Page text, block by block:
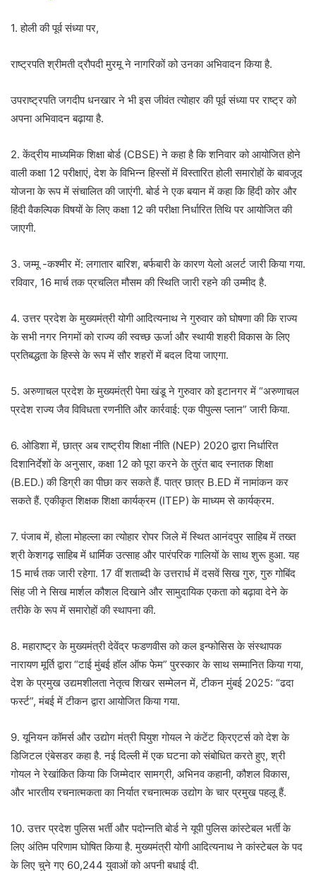
1. होली की पूर्व संध्या पर,
राष्ट्रपति श्रीमती द्रौपदी मुरमू ने नागरिकों को उनका अभिवादन किया है.
उपराष्ट्रपति जगदीप धनखार ने भी इस जीवंत त्योहार की पूर्व संध्या पर राष्ट्र को
अपना अभिवादन बढ़ाया है.
2. केंद्रीय माध्यमिक शिक्षा बोर्ड (CBSE) ने कहा है कि शनिवार को आयोजित होने
वाली कक्षा 12 परीक्षाएं, देश के विभिन्न हिस्सों में विस्तारित होली समारोहों के बावजूद
योजना के रूप में संचालित की जाएंगी. बोर्ड ने एक बयान में कहा कि हिंदी कोर और
हिंदी वैकल्पिक विषयों के लिए कक्षा 12 की परीक्षा निर्धारित तिथि पर आयोजित की
जाएगी.
3. जम्मू -कश्मीर में: लगातार बारिश, बर्फबारी के कारण येलो अलर्ट जारी किया गया.
रविवार, 16 मार्च तक प्रचलित मौसम की स्थिति जारी रहने की उम्मीद है.
4. उत्तर प्रदेश के मुख्यमंत्री योगी आदित्यनाथ ने गुरुवार को घोषणा की कि राज्य
के सभी नगर निगमों को राज्य की स्वच्छ ऊर्जा और स्थायी शहरी विकास के लिए
प्रतिबद्धता के हिस्से के रूप में सौर शहरों में बदल दिया जाएगा.
5. अरुणाचल प्रदेश के मुख्यमंत्री पेमा खंडू ने गुरुवार को इटानगर में “अरुणाचल
प्रदेश राज्य जैव विविधता रणनीति और कार्रवाई: एक पीपुल्स प्लान” जारी किया.
6. ओडिशा में, छात्र अब राष्ट्रीय शिक्षा नीति (NEP) 2020 द्वारा निर्धारित
दिशानिर्देशों के अनुसार, कक्षा 12 को पूरा करने के तुरंत बाद स्नातक शिक्षा
(B.ED.) की डिग्री का पीछा कर सकते हैं. पात्र छात्र B.ED में नामांकन कर
सकते हैं. एकीकृत शिक्षक शिक्षा कार्यक्रम (ITEP) के माध्यम से कार्यक्रम.
7. पंजाब में, होला मोहल्ला का त्योहार रोपर जिले में स्थित आनंदपुर साहिब में तख्त
श्री केशगढ़ साहिब में धार्मिक उत्साह और पारंपरिक गालियों के साथ शुरू हुआ. यह
15 मार्च तक जारी रहेगा. 17 वीं शताब्दी के उत्तरार्ध में दसवें सिख गुरु, गुरु गोबिंद
सिंह जी ने सिख मार्शल कौशल दिखाने और सामुदायिक एकता को बढ़ावा देने के
तरीके के रूप में समारोहों की स्थापना की.
8. महाराष्ट्र के मुख्यमंत्री देवेंद्र फडणवीस को कल इन्फोसिस के संस्थापक
नारायण मूर्ति द्वारा “टाई मुंबई हॉल ऑफ फेम” पुरस्कार के साथ सम्मानित किया गया,
देश के प्रमुख उद्यमशीलता नेतृत्व शिखर सम्मेलन में, टीकन मुंबई 2025: “ढदा
फर्स्ट”, मंबई में टीकन द्वारा आयोजित किया गया.
9. यूनियन कॉमर्स और उद्योग मंत्री पियुश गोयल ने कंटेंट क्रिएटर्स को देश के
डिजिटल एंबेसडर कहा है. नई दिल्ली में एक घटना को संबोधित करते हुए, श्री
गोयल ने रेखांकित किया कि जिम्मेदार सामग्री, अभिनव कहानी, कौशल विकास,
और भारतीय रचनात्मकता का निर्यात रचनात्मक उद्योग के चार प्रमुख पहलू हैं.
10. उत्तर प्रदेश पुलिस भर्ती और पदोन्नति बोर्ड ने यूपी पुलिस कांस्टेबल भर्ती के
लिए अंतिम परिणाम घोषित किया है. मुख्यमंत्री योगी आदित्यनाथ ने कांस्टेबल के पद
के लिए चुने गए 60,244 युवाओं को अपनी बधाई दी.